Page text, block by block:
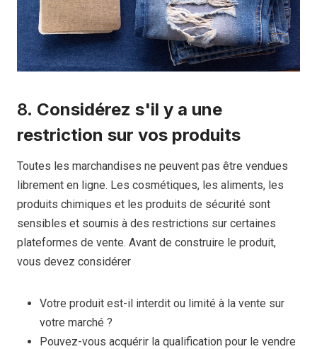
8. Considérez s'il y a une
restriction sur vos produits
Toutes les marchandises ne peuvent pas être vendues
librement en ligne. Les cosmétiques, les aliments, les
produits chimiques et les produits de sécurité sont
sensibles et soumis à des restrictions sur certaines
plateformes de vente. Avant de construire le produit,
vous devez considérer
Votre produit est-il interdit ou limité à la vente sur
votre marché ?
Pouvez-vous acquérir la qualification pour le vendre